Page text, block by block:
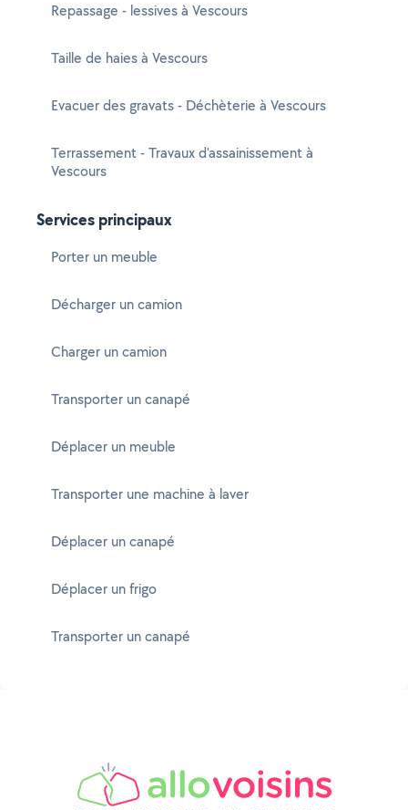
Repassage - lessives à Vescours
Taille de haies à Vescours
Evacuer des gravats - Déchèterie à Vescours
Terrassement - Travaux d'assainissement à
Vescours
Services principaux
Porter un meuble
Décharger un camion
Charger un camion
Transporter un canapé
Déplacer un meuble
Transporter une machine à laver
Déplacer un canapé
Déplacer un frigo
Transporter un canapé